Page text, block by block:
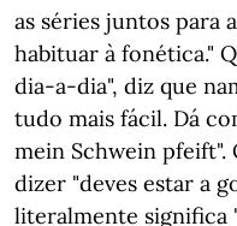
as séries juntos para
habituar à fonética."
dia-a-dia", diz que
tudo mais fácil. Dá
mein Schwein pfeift".
dizer "deves estar a
literalmente significa